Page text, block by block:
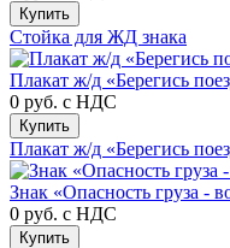
Купить
Стойка для ЖД знака
Плакат ж/д «Берегись
0 руб. с НДС
Купить
Плакат ж/д «Берегись
Знак «Опасность груза -
0 руб. с НДС
Купить